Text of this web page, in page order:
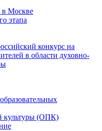
Москве
этапа
конкурс на
в области духовно-
культуры (ОПК)